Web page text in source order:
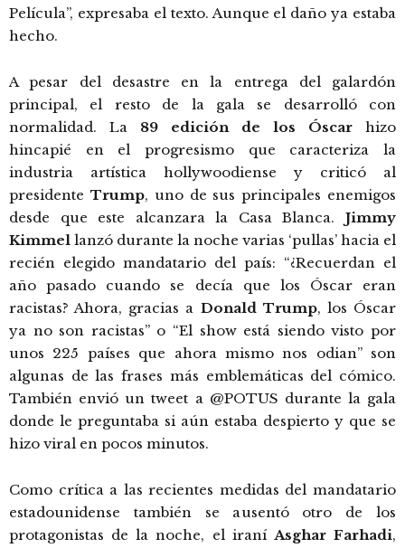
Película”, expresaba el texto. Aunque el daño ya estaba
hecho.
A pesar del desastre en la entrega del galardón
principal, el resto de la gala se desarrolló con
normalidad. La 89 edición de los Óscar hizo
hincapié en el progresismo que caracteriza la
industria artística hollywoodiense y criticó al
presidente Trump, uno de sus principales enemigos
desde que este alcanzara la Casa Blanca. Jimmy
Kimmel lanzó durante la noche varias ‘pullas’ hacia el
recién elegido mandatario del país: “¿Recuerdan el
año pasado cuando se decía que los Óscar eran
racistas? Ahora, gracias a Donald Trump, los Óscar
ya no son racistas” o “El show está siendo visto por
unos 225 países que ahora mismo nos odian” son
algunas de las frases más emblemáticas del cómico.
También envió un tweet a @POTUS durante la gala
donde le preguntaba si aún estaba despierto y que se
hizo viral en pocos minutos.
Como crítica a las recientes medidas del mandatario
estadounidense también se ausentó otro de los
protagonistas de la noche, el iraní Asghar Farhadi,